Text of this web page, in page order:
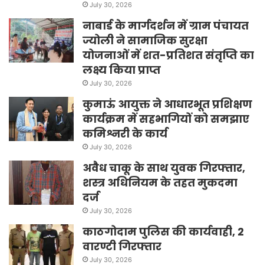
July 30, 2026
नाबार्ड के मार्गदर्शन में ग्राम पंचायत
ज्योली ने सामाजिक सुरक्षा
योजनाओं में शत-प्रतिशत संतृप्ति का
लक्ष्य किया प्राप्त
July 30, 2026
कुमाऊं आयुक्त ने आधारभूत प्रशिक्षण
कार्यक्रम में सहभागियों को समझाए
कमिश्नरी के कार्य
July 30, 2026
अवैध चाकू के साथ युवक गिरफ्तार,
शस्त्र अधिनियम के तहत मुकदमा
दर्ज
July 30, 2026
काठगोदाम पुलिस की कार्यवाही, 2
वारण्टी गिरफ्तार
July 30, 2026